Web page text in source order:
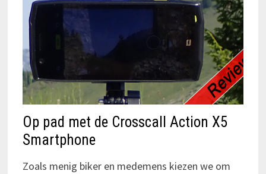
Op pad met de Crosscall Action X5
Smartphone
Zoals menig biker en medemens kiezen we om